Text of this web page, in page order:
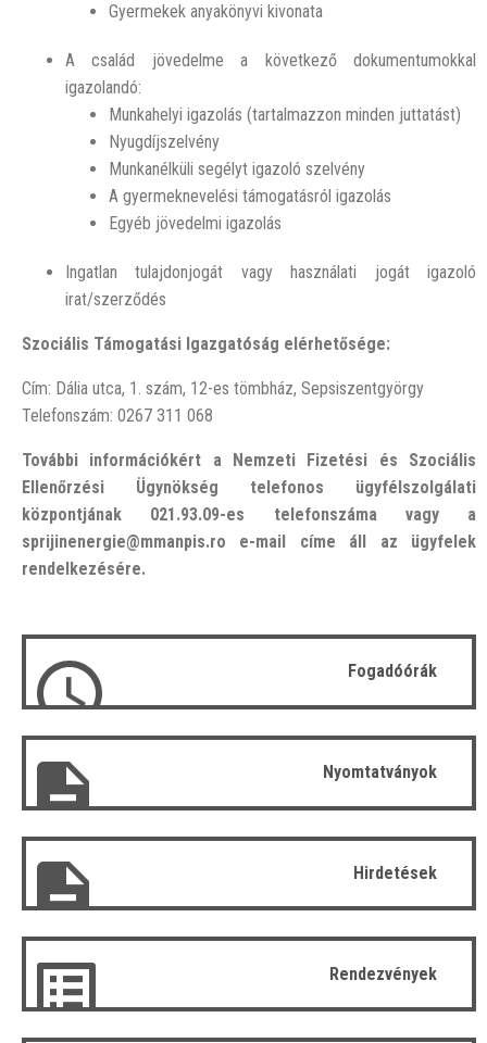
Gyermekek anyakönyvi kivonata
A család jövedelme a következő dokumentumokkal
igazolandó:
Munkahelyi igazolás (tartalmazzon minden juttatást)
Nyugdíjszelvény
Munkanélküli segélyt igazoló szelvény
A gyermeknevelési támogatásról igazolás
Egyéb jövedelmi igazolás
Ingatlan tulajdonjogát vagy használati jogát igazoló
irat/szerződés
Szociális Támogatási Igazgatóság elérhetősége:
Cím: Dália utca, 1. szám, 12-es tömbház, Sepsiszentgyörgy
Telefonszám: 0267 311 068
További információkért a Nemzeti Fizetési és Szociális
Ellenőrzési Ügynökség telefonos ügyfélszolgálati
központjának 021.93.09-es telefonszáma vagy a
sprijinenergie@mmanpis.ro e-mail címe áll az ügyfelek
rendelkezésére.
Fogadóórák
Nyomtatványok
Hirdetések
Rendezvények